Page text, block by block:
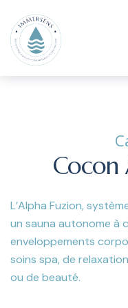
Cocon
L’Alpha Fuzion,
un sauna autonome à
enveloppements
soins spa, de
ou de beauté.